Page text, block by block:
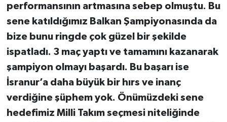
performansının artmasına sebep olmuştu. Bu
sene katıldığımız Balkan Şampiyonasında da
bize bunu ringde çok güzel bir şekilde
ispatladı. 3 maç yaptı ve tamamını kazanarak
şampiyon olmayı başardı. Bu başarı ise
İsranur’a daha büyük bir hırs ve inanç
verdiğine şüphem yok. Önümüzdeki sene
hedefimiz Milli Takım seçmesi niteliğinde